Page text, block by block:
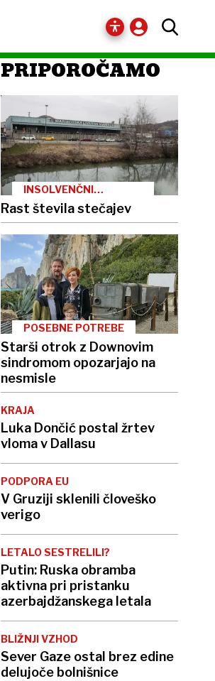
PRIPOROČAMO
INSOLVENČNI
POSTOPKI
Rast števila stečajev
POSEBNE POTREBE
Starši otrok z Downovim
sindromom opozarjajo na
nesmisle
KRAJA
Luka Dončić postal žrtev
vloma v Dallasu
PODPORA EU
V Gruziji sklenili človeško
verigo
LETALO SESTRELILI?
Putin: Ruska obramba
aktivna pri pristanku
azerbajdžanskega letala
BLIŽNJI VZHOD
Sever Gaze ostal brez edine
delujoče bolnišnice